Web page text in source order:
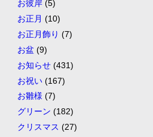
お彼岸(5)
お正月 (10)
お正月飾り (7)
お盆 (9)
お知らせ(431)
お祝い(167)
お雛様 (7)
グリーン (182)
クリスマス (27)